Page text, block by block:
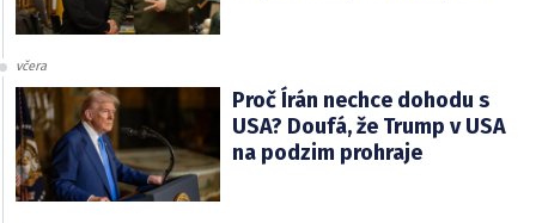
včera
Proč Írán nechce dohodu s
USA? Doufá, že Trump v USA
na podzim prohraje